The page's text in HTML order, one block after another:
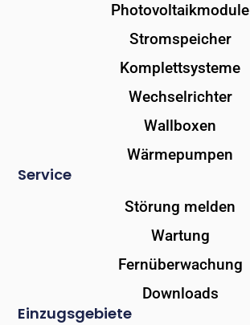
Photovoltaikmodule
Stromspeicher
Komplettsysteme
Wechselrichter
Wallboxen
Wärmepumpen
Service
Störung melden
Wartung
Fernüberwachung
Downloads
Einzugsgebiete